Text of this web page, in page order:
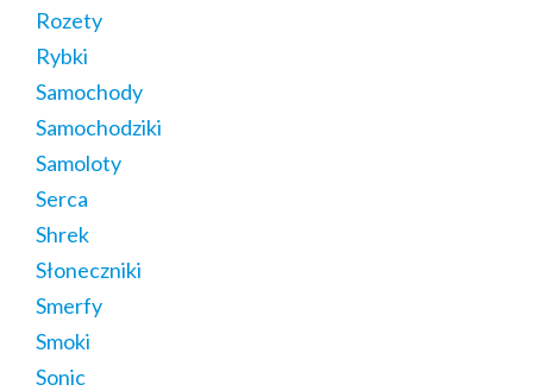
Rozety
Rybki
Samochody
Samochodziki
Samoloty
Serca
Shrek
Słoneczniki
Smerfy
Smoki
Sonic